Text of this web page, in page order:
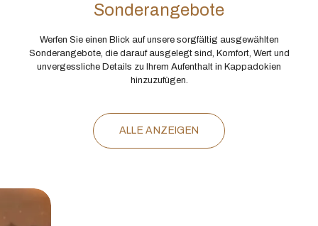
Sonderangebote
Werfen Sie einen Blick auf unsere sorgfältig ausgewählten
Sonderangebote, die darauf ausgelegt sind, Komfort, Wert und
unvergessliche Details zu Ihrem Aufenthalt in Kappadokien
hinzuzufügen.
ALLE ANZEIGEN